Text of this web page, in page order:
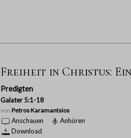
Freiheit in Christus:
Predigten
Galater 5:1-18
von Petros Karamantsios
Anschauen
Anhören
Download